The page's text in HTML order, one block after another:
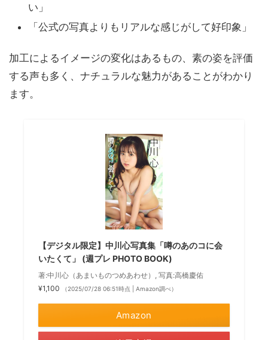
い」
「公式の写真よりもリアルな感じがして好印象」
加工によるイメージの変化はあるもの、素の姿を評価
する声も多く、ナチュラルな魅力があることがわかり
ます。
【デジタル限定】中川心写真集「噂のあのコに会
いたくて」 (週プレ PHOTO BOOK)
著:中川心（あまいものつめあわせ）, 写真:高橋慶佑
¥1,100
（2025/07/28 06:51時点 | Amazon調べ）
Amazon